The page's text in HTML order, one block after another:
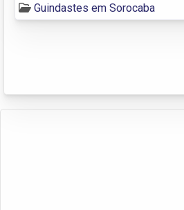
Guindastes em Sorocaba